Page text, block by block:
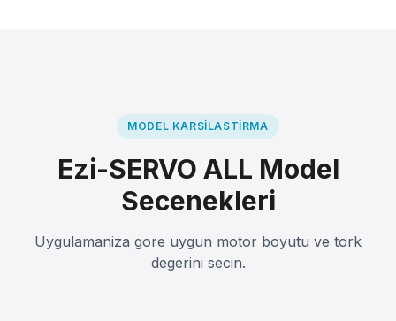
MODEL KARSILASTIRMA
Ezi-SERVO ALL Model
Secenekleri
Uygulamaniza gore uygun motor boyutu ve tork
degerini secin.